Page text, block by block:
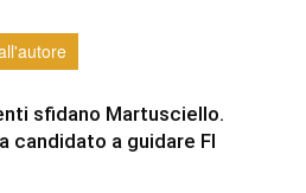
sfidano Martusciello.
candidato a guidare FI